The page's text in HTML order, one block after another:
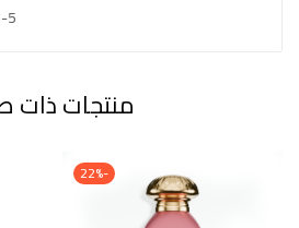
5- مس قريس دانس 10 مل
منتجات ذات
-22%